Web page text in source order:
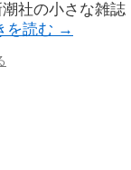
社の小さな雑
を読む →